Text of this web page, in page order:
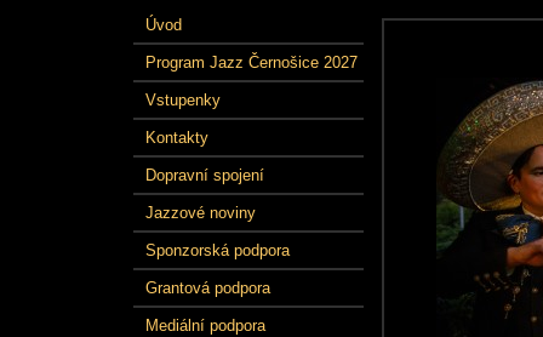
Úvod
Program Jazz Černošice 2027
Vstupenky
Kontakty
Dopravní spojení
Jazzové noviny
Sponzorská podpora
Grantová podpora
Mediální podpora